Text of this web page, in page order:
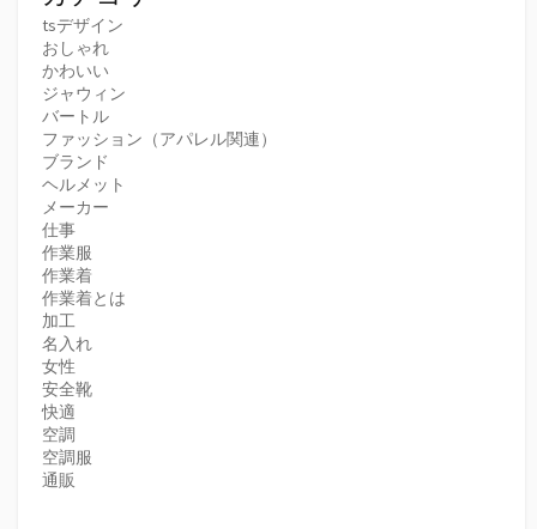
tsデザイン
おしゃれ
かわいい
ジャウィン
バートル
ファッション（アパレル関連）
ブランド
ヘルメット
メーカー
仕事
作業服
作業着
作業着とは
加工
名入れ
女性
安全靴
快適
空調
空調服
通販